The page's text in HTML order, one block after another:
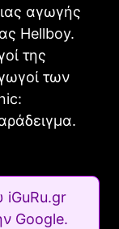
αγωγής
Hellboy.
της
των
iGuRu.gr
Google.